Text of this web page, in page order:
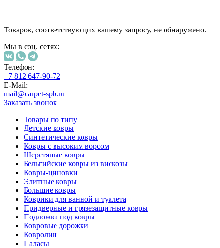
типу
с
Шерстяные
ковры
Бельгийские
ковры
из
вискозы
Ковры-
циновки
Элитные
ковры
Большие
ковры
Коврики
Товаров, соответствующих вашему запросу, не обнаружено.
Мы в соц. сетях:
Телефон:
+7 812 647-90-72
E-Mail:
mail@carpet-spb.ru
Заказать звонок
Товары по типу
Детские ковры
Синтетические ковры
Ковры с высоким ворсом
Шерстяные ковры
Бельгийские ковры из вискозы
Ковры-циновки
Элитные ковры
Большие ковры
Коврики для ванной и туалета
Придверные и грязезащитные ковры
Подложка под ковры
Ковровые дорожки
Ковролин
Паласы